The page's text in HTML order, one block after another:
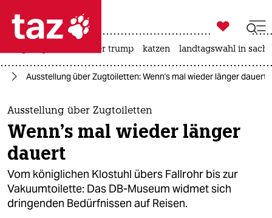
 taz zahl ich
taz zahl ich
themen
politik
öko
gesellschaft

taz zahl ich
usa unter trump katzen landtagswahl in
Ausstellung über Zugtoiletten: Wenn's mal wieder länger dauert
Ausstellung über Zugtoiletten
Wenn's mal wieder länger
dauert
Vom königlichen Klostuhl übers Fallrohr bis zur
Vakuumtoilette: Das DB-Museum widmet sich
dringenden Bedürfnissen auf Reisen.